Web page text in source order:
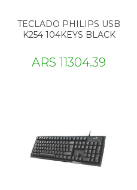
TECLADO PHILIPS USB
K254 104KEYS BLACK
ARS 11304.39